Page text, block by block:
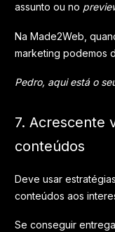
assunto ou no
Na Made2Web,
marketing podemos
Pedro, aqui está o
7. Acrescente
conteúdos
Deve usar
conteúdos aos
Se conseguir